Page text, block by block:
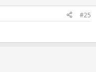
#25